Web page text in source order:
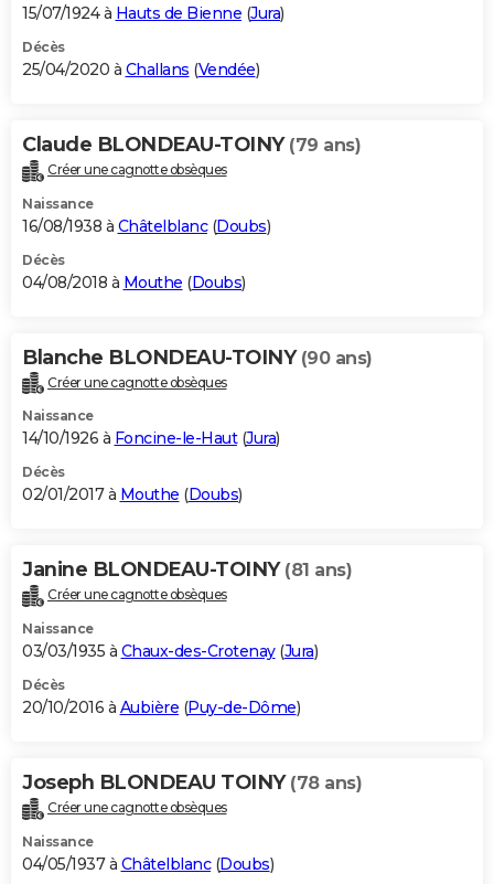
15/07/1924 à Hauts de Bienne (Jura)
Décès
25/04/2020 à Challans (Vendée)
Claude BLONDEAU-TOINY (79 ans)
Créer une cagnotte obsèques
Naissance
16/08/1938 à Châtelblanc(Doubs)
Décès
04/08/2018 à Mouthe (Doubs)
Blanche BLONDEAU-TOINY (90 ans)
Créer une cagnotte obsèques
Naissance
14/10/1926 à Foncine-le-Haut(Jura)
Décès
02/01/2017 à Mouthe (Doubs)
Janine BLONDEAU-TOINY (81 ans)
Créer une cagnotte obsèques
Naissance
03/03/1935 à Chaux-des-Crotenay(Jura)
Décès
20/10/2016 à Aubière (Puy-de-Dôme)
Joseph BLONDEAU TOINY (78 ans)
Créer une cagnotte obsèques
Naissance
04/05/1937 à Châtelblanc(Doubs)